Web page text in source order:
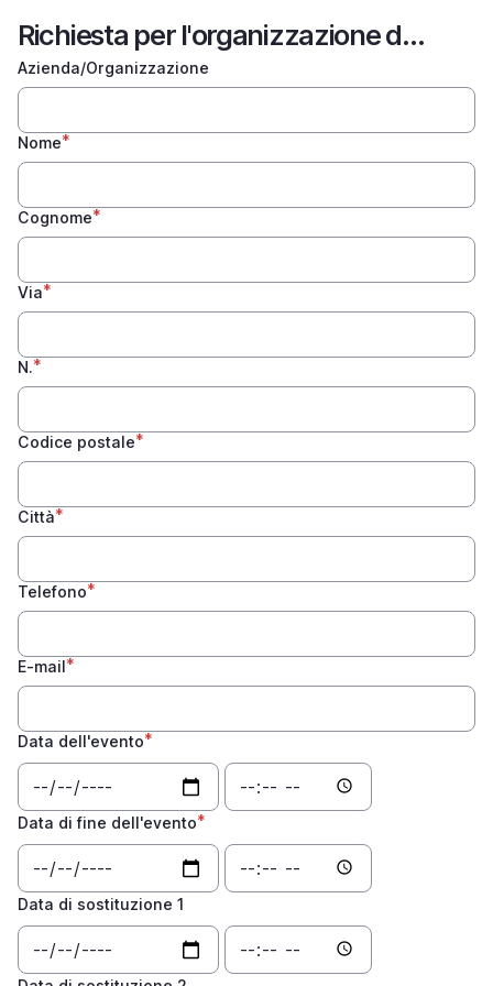
Richiesta per l'organizzazione di un evento
Azienda/Organizzazione
Nome
Cognome
Via
N.
Codice postale
Città
Telefono
E-mail
Data dell'evento
Data
dell'evento:
Data
Data
dell'evento:
Time
Data di fine dell'evento
Data
fine
dell'evento:
Data
Data
fine
Time
Data di sostituzione 1
Data
sostituzione
Data
sostituzione